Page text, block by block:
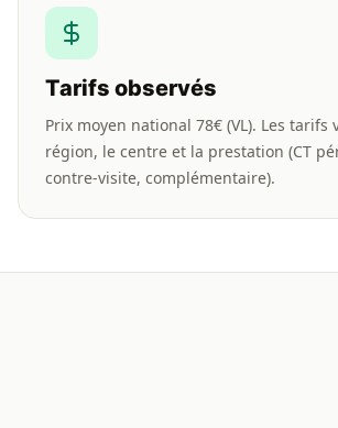
Tarifs observés
Prix moyen national 78€ (VL). Les tarifs
région, le centre et la prestation (CT
contre-visite, complémentaire).